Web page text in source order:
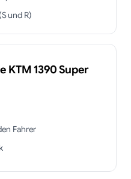
und R)
KTM1390 Super
Fahrer